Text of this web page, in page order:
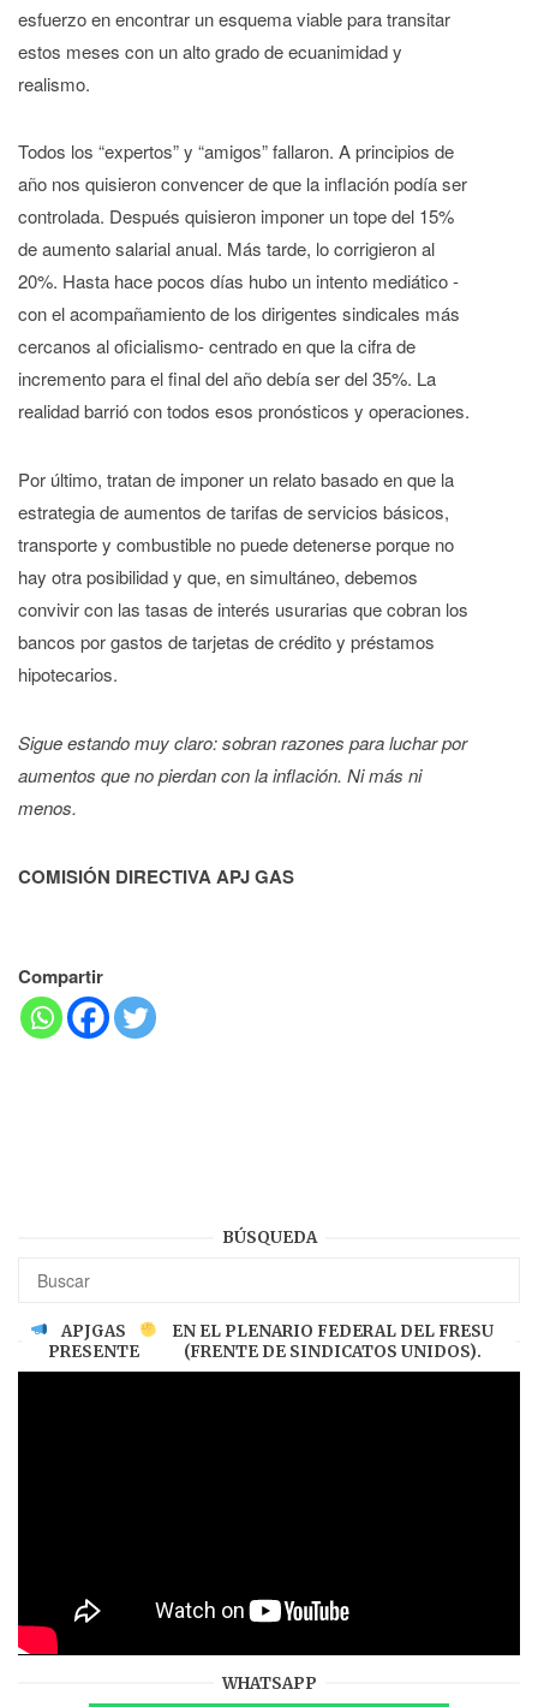
esfuerzo en encontrar un esquema viable para transitar
estos meses con un alto grado de ecuanimidad y
realismo.
Todos los “expertos” y “amigos” fallaron. A principios de
año nos quisieron convencer de que la inflación podía ser
controlada. Después quisieron imponer un tope del 15%
de aumento salarial anual. Más tarde, lo corrigieron al
20%. Hasta hace pocos días hubo un intento mediático -
con el acompañamiento de los dirigentes sindicales más
cercanos al oficialismo- centrado en que la cifra de
incremento para el final del año debía ser del 35%. La
realidad barrió con todos esos pronósticos y operaciones.
Por último, tratan de imponer un relato basado en que la
estrategia de aumentos de tarifas de servicios básicos,
transporte y combustible no puede detenerse porque no
hay otra posibilidad y que, en simultáneo, debemos
convivir con las tasas de interés usurarias que cobran los
bancos por gastos de tarjetas de crédito y préstamos
hipotecarios.
Sigue estando muy claro: sobran razones para luchar por
aumentos que no pierdan con la inflación. Ni más ni
menos.
COMISIÓN DIRECTIVA APJ GAS
Compartir
BÚSQUEDA
APJGAS
PRESENTE
EN EL PLENARIO FEDERAL DEL FRESU
(FRENTE DE SINDICATOS UNIDOS).
WHATSAPP